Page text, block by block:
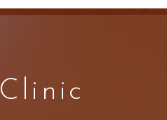
Clinic